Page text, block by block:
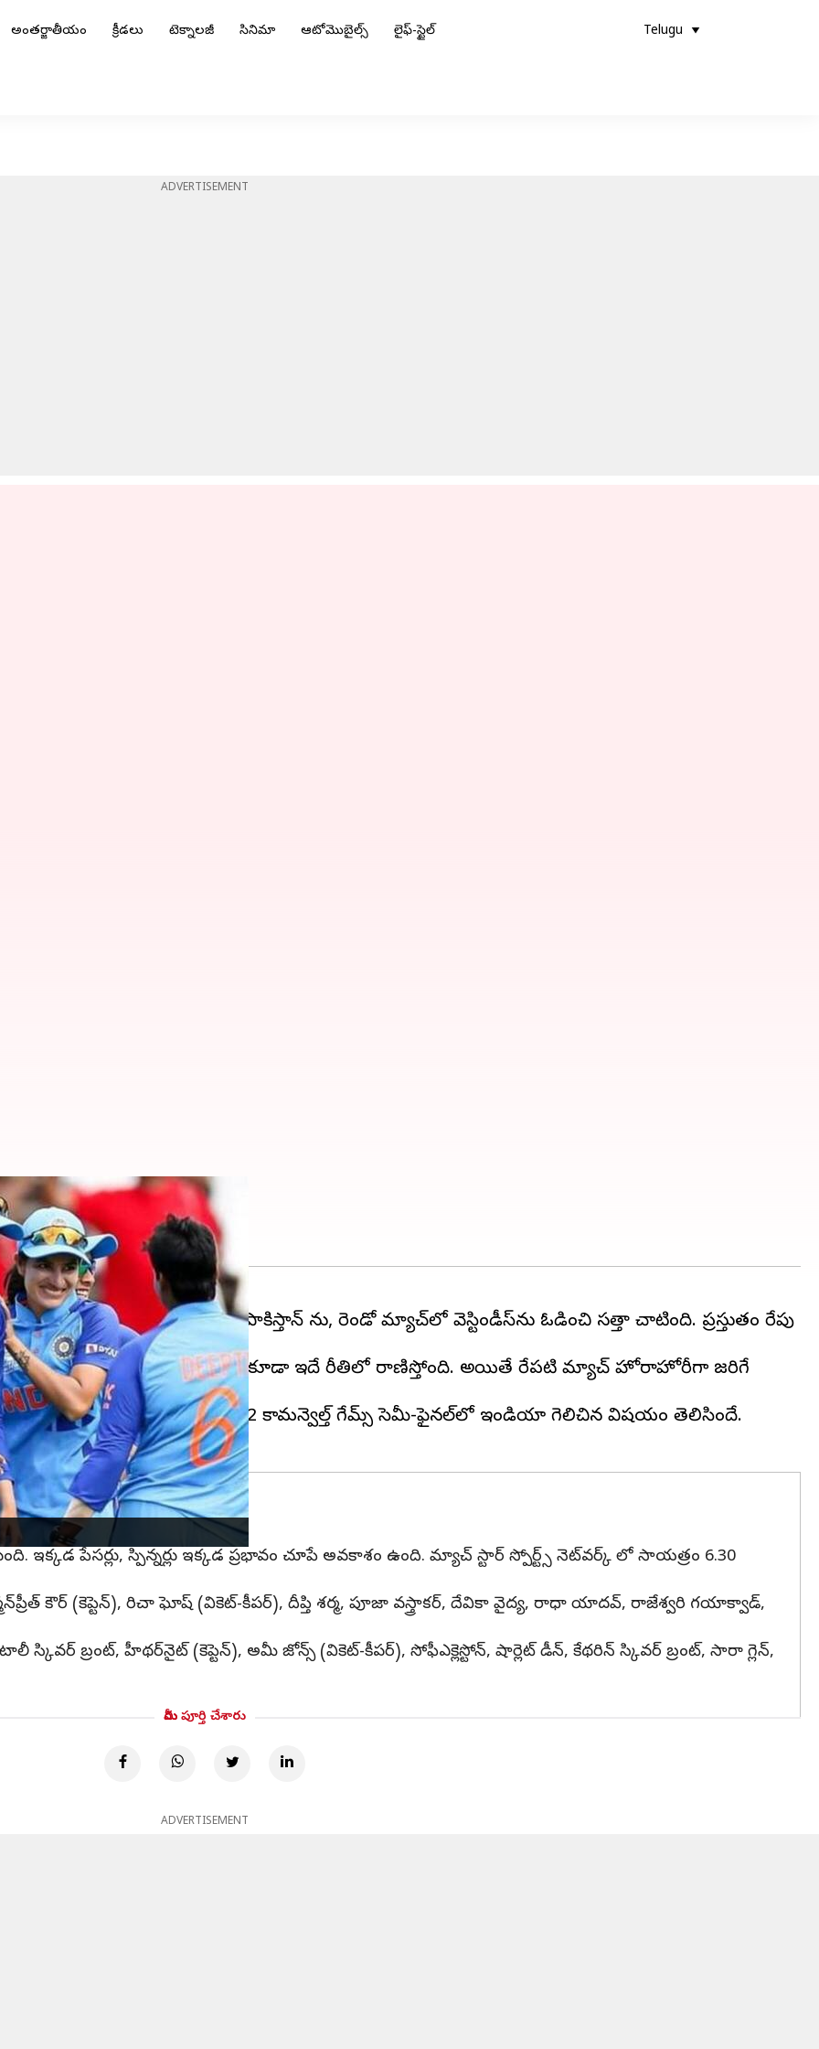
అంతర్జాతీయం క్రీడలు టెక్నాలజీ సినిమా ఆటోమొబైల్స్ లైఫ్-స్టైల్ Telugu
ADVERTISEMENT
మొదటి మ్యాచ్‌లో పాకిస్తాన్ ను, రెండో మ్యాచ్‌లో వెస్టిండీస్‌ను ఓడించి సత్తా చాటింది. ప్రస్తుతం రేపు
ఉన్నారు. ఇంగ్లండ్ కూడా ఇదే రీతిలో రాణిస్తోంది. అయితే రేపటి మ్యాచ్ హోరాహోరీగా జరిగే
రికార్డు ఉంది. బర్మింగ్‌హామ్‌లో 2022 కామన్వెల్త్ గేమ్స్ సెమీ-ఫైనల్‌లో ఇండియా గెలిచిన విషయం తెలిసిందే.
పేసర్లు, స్పిన్నర్లు ఇక్కడ ప్రభావం చూపే అవకాశం ఉంది. మ్యాచ్ స్టార్ స్పోర్ట్స్ నెట్‌వర్క్ లో సాయత్రం 6.30
కౌర్ (కెప్టెన్), రిచా ఘోష్ (వికెట్-కీపర్), దీప్తి శర్మ, పూజా వస్త్రాకర్, దేవికా వైద్య, రాధా యాదవ్, రాజేశ్వరి గయాక్వాడ్,
బ్రంట్, హీథర్‌నైట్ (కెప్టెన్), అమీ జోన్స్ (వికెట్-కీపర్), సోఫీఎక్లెస్టోన్, షార్లెట్ డీన్, కేథరిన్ స్కివర్ బ్రంట్, సారా గ్లెన్,
మీరు పూర్తి చేశారు
ADVERTISEMENT